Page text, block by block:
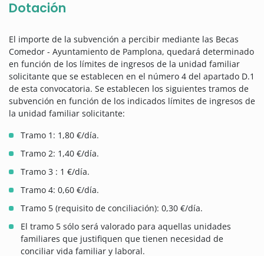
Dotación
El importe de la subvención a percibir mediante las Becas
Comedor - Ayuntamiento de Pamplona, quedará determinado
en función de los límites de ingresos de la unidad familiar
solicitante que se establecen en el número 4 del apartado D.1
de esta convocatoria. Se establecen los siguientes tramos de
subvención en función de los indicados límites de ingresos de
la unidad familiar solicitante:
Tramo 1: 1,80 €/día.
Tramo 2: 1,40 €/día.
Tramo 3 : 1 €/día.
Tramo 4: 0,60 €/día.
Tramo 5 (requisito de conciliación): 0,30 €/día.
El tramo 5 sólo será valorado para aquellas unidades
familiares que justifiquen que tienen necesidad de
conciliar vida familiar y laboral.